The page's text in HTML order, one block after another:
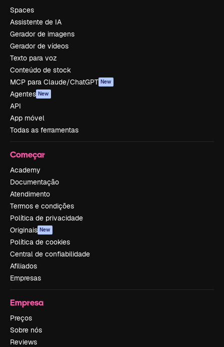
Spaces
Assistente de IA
Gerador de imagens
Gerador de vídeos
Texto para voz
Conteúdo de stock
MCP para Claude/ChatGPT New
Agentes New
API
App móvel
Todas as ferramentas
Começar
Academy
Documentação
Atendimento
Termos e condições
Política de privacidade
Originais New
Política de cookies
Central de confiabilidade
Afiliados
Empresas
Empresa
Preços
Sobre nós
Reviews